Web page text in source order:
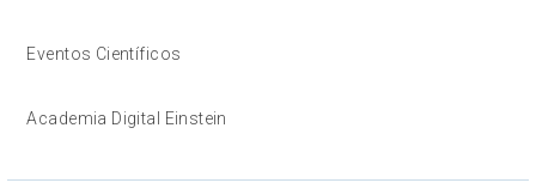
Eventos Científicos
Academia Digital Einstein